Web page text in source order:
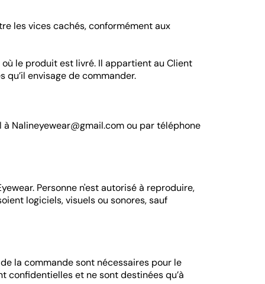
les vices cachés, conformément aux
le produit est livré. Il appartient au Client
envisage de commander.
Nalineyewear@gmail.com ou par téléphone
Personne n'est autorisé à reproduire,
logiciels, visuels ou sonores, sauf
la commande sont nécessaires pour le
confidentielles et ne sont destinées qu’à